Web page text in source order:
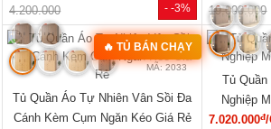
- 43%
24.610.000
43.150.000
33.440.000
43.360.000
SẢN PHẨM MỚI